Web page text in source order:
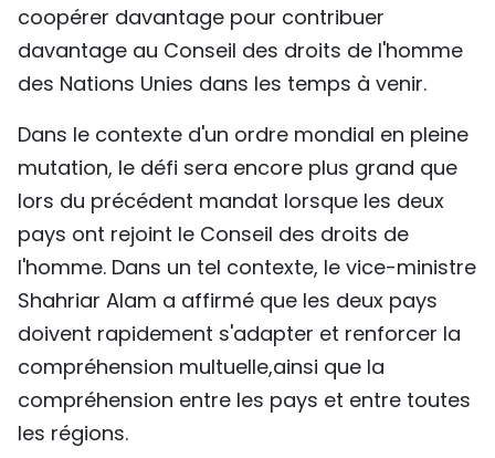
coopérer davantage pour contribuer
davantage au Conseil des droits de l'homme
des Nations Unies dans les temps à venir.
Dans le contexte d'un ordre mondial en pleine
mutation, le défi sera encore plus grand que
lors du précédent mandat lorsque les deux
pays ont rejoint le Conseil des droits de
l'homme. Dans un tel contexte, le vice-ministre
Shahriar Alam a affirmé que les deux pays
doivent rapidement s'adapter et renforcer la
compréhension multuelle,ainsi que la
compréhension entre les pays et entre toutes
les régions.